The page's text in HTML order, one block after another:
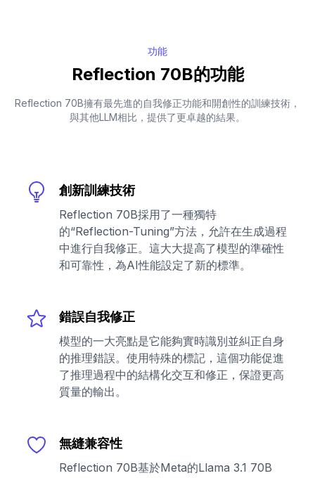
功能
Reflection 70B的功能
Reflection 70B擁有最先進的自我修正功能和開創性的訓練技術，
與其他LLM相比，提供了更卓越的結果。
創新訓練技術
Reflection 70B採用了一種獨特
的“Reflection-Tuning”方法，允許在生成過程
中進行自我修正。這大大提高了模型的準確性
和可靠性，為AI性能設定了新的標準。
錯誤自我修正
模型的一大亮點是它能夠實時識別並糾正自身
的推理錯誤。使用特殊的標記，這個功能促進
了推理過程中的結構化交互和修正，保證更高
質量的輸出。
無縫兼容性
Reflection 70B基於Meta的Llama 3.1 70B